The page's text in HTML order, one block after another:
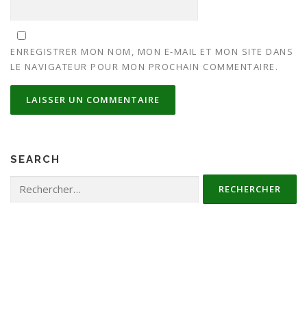
ENREGISTRER MON NOM, MON E-MAIL ET MON SITE DANS
LE NAVIGATEUR POUR MON PROCHAIN COMMENTAIRE.
SEARCH